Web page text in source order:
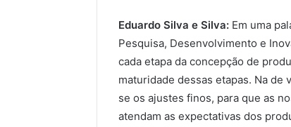
Eduardo Silva e Silva: Em uma
Pesquisa, Desenvolvimento e
cada etapa da concepção de
maturidade dessas etapas. Na de
se os ajustes finos, para que as
atendam as expectativas dos